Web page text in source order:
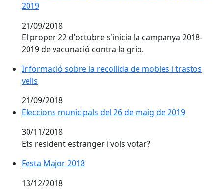
2019
21/09/2018
El proper 22 d'octubre s'inicia la campanya 2018-
2019 de vacunació contra la grip.
Informació sobre la recollida de mobles i trastos vells
Informació sobre la recollida de mobles i trastos
vells
21/09/2018
Eleccions municipals del 26 de maig de 2019
Eleccions municipals del 26 de maig de 2019
30/11/2018
Ets resident estranger i vols votar?
Festa Major 2018
Festa Major 2018
13/12/2018